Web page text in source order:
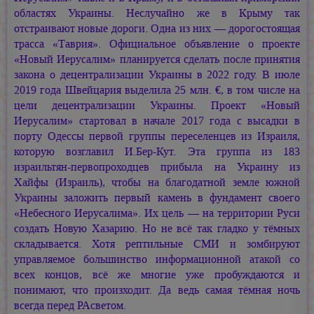
областях Украины. Неслучайно же в Крыму так
отстраивают новые дороги. Одна из них — дорогостоящая
трасса «Таврия». Официальное объявление о проекте
«Новый Иерусалим» планируется сделать после принятия
закона о децентрализации Украины в 2022 году. В июле
2019 года Швейцария выделила 25 млн. €, в том числе на
цели децентрализации Украины. Проект «Новый
Иерусалим» стартовал в начале 2017 года с высадки в
порту Одессы первой группы переселенцев из Израиля,
которую возглавил И.Бер-Кут. Эта группа из 183
израильтян-первопроходцев прибыла на Украину из
Хайфы (Израиль), чтобы на благодатной земле южной
Украины заложить первый камень в фундамент своего
«Небесного Иерусалима». Их цель — на территории Руси
создать Новую Хазарию. Но не всё так гладко у тёмных
складывается. Хотя рептильные СМИ и зомбируют
управляемое большинство информационной атакой со
всех концов, всё же многие уже пробуждаются и
понимают, что произходит. Да ведь самая тёмная ночь
всегда перед РАсветом.